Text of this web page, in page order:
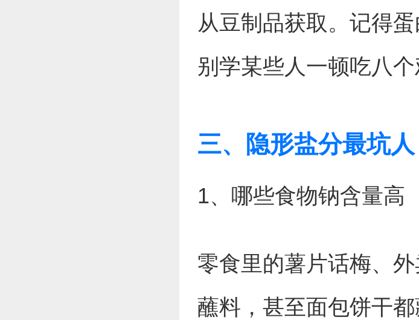
从豆制品获取。记得
别学某些人一顿吃八个
三、隐形盐分最坑人
1、哪些食物钠含量高
零食里的薯片话梅、
蘸料，甚至面包饼干